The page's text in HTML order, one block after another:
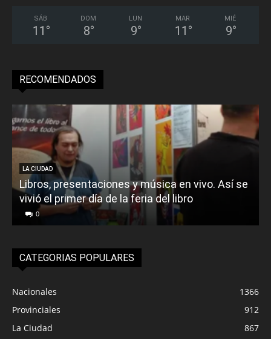
SÁB
11 °
DOM
8°
LUN
9°
MAR
11 °
MIÉ
9°
RECOMENDADOS
LA CIUDAD
Libros, presentaciones y música en vivo. Así se
vivió el primer día de la feria del libro
0
CATEGORIAS POPULARES
Nacionales
1366
Provinciales
912
La Ciudad
867